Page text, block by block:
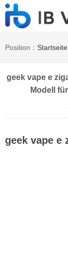
Position： Startseite
geek vape e
Modell
geek vape e